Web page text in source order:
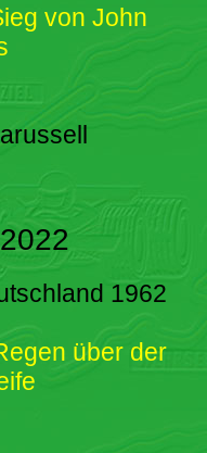
von John
1962
über der